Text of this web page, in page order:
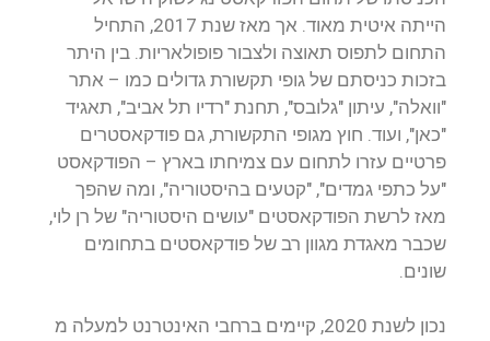
הייתה איטית מאוד. אך מאז שנת 2017, התחיל
התחום לתפוס תאוצה ולצבור פופולאריות. בין היתר
בזכות כניסתם של גופי תקשורת גדולים כמו – אתר
"וואלה", עיתון "גלובס", תחנת "רדיו תל אביב", תאגיד
"כאן", ועוד. חוץ מגופי התקשורת, גם פודקאסטרים
פרטיים עזרו לתחום עם צמיחתו בארץ – הפודקאסט
"על כתפי גמדים", "קטעים בהיסטוריה", ומה שהפך
מאז לרשת הפודקאסטים "עושים היסטוריה" של רן לוי,
שכבר מאגדת מגוון רב של פודקאסטים בתחומים
שונים.
נכון לשנת 2020, קיימים ברחבי האינטרנט למעלה מ